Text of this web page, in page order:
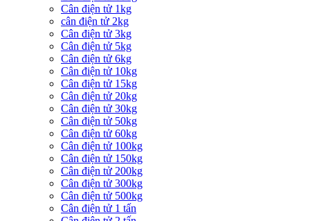
Cân điện tử 1kg
cân điện tử 2kg
Cân điện tử 3kg
Cân điện tử 5kg
Cân điện tử 6kg
Cân điện tử 10kg
Cân điện tử 15kg
Cân điện tử 20kg
Cân điện tử 30kg
Cân điện tử 50kg
Cân điện tử 60kg
Cân điện tử 100kg
Cân điện tử 150kg
Cân điện tử 200kg
Cân điện tử 300kg
Cân điện tử 500kg
Cân điện tử 1 tấn